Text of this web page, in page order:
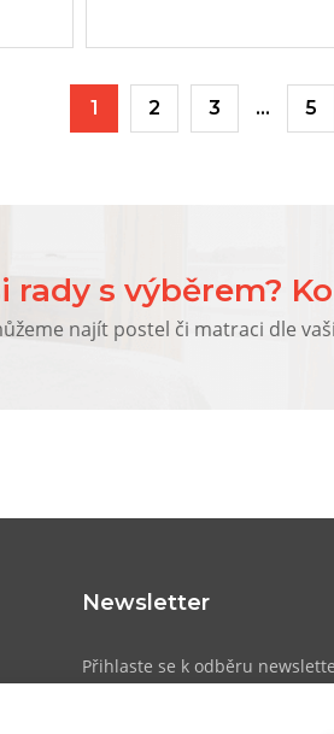
1 2 3 … 5
rady s výběrem?
najít postel či matraci dle
Newsletter
Přihlaste se k odběru